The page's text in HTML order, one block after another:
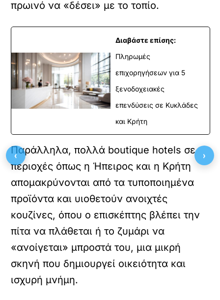
πρωινό να «δέσει» με το τοπίο.
Διαβάστε επίσης:
Πληρωμές
επιχορηγήσεων για 5
ξενοδοχειακές
επενδύσεις σε Κυκλάδες
και Κρήτη
Παράλληλα, πολλά boutique hotels σε
περιοχές όπως η Ήπειρος και η Κρήτη
απομακρύνονται από τα τυποποιημένα
προϊόντα και υιοθετούν ανοιχτές
κουζίνες, όπου ο επισκέπτης βλέπει την
πίτα να πλάθεται ή το ζυμάρι να
«ανοίγεται» μπροστά του, μια μικρή
σκηνή που δημιουργεί οικειότητα και
ισχυρή μνήμη.
‹ ›